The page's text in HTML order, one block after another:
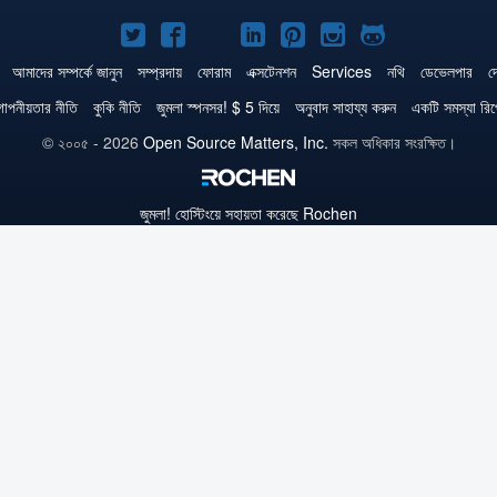
টুইটার
এ
জুমলা!
ফেসবুক
এ
জুমলা!
জুমলা
!
ইউটিউবে
লিঙ্কড্‌ইনে
জুমলা!
পিনটারেস্ট
এ
জুমলা!
ইন্সটাগ্রাম
এ
জুমলা!
গিটহাব
এ
জুমলা!
আমাদের সম্পর্কে জানুন সম্প্রদায় ফোরাম এক্সটেনশন Services নথি ডেভেলপার
নীতি কুকি নীতি জুমলা স্পনসর! $ 5 দিয়ে অনুবাদ সাহায্য করুন একটি সমস্যা
© ২০০৫ - 2026 Open Source Matters, Inc. সকল অধিকার সংরক্ষিত।
জুমলা! হোস্টিংয়ে সহায়তা করেছে Rochen